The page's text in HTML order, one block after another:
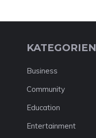
KATEGORIEN
Business
Community
Education
Entertainment